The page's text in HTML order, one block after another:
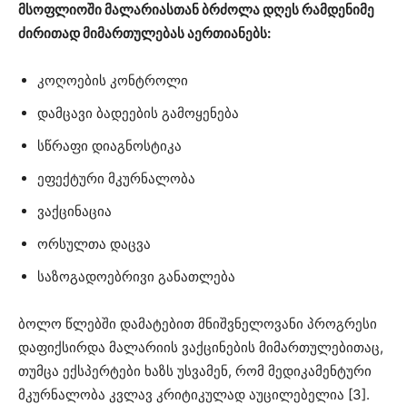
მსოფლიოში მალარიასთან ბრძოლა დღეს რამდენიმე
ძირითად მიმართულებას აერთიანებს:
კოღოების კონტროლი
დამცავი ბადეების გამოყენება
სწრაფი დიაგნოსტიკა
ეფექტური მკურნალობა
ვაქცინაცია
ორსულთა დაცვა
საზოგადოებრივი განათლება
ბოლო წლებში დამატებით მნიშვნელოვანი პროგრესი
დაფიქსირდა მალარიის ვაქცინების მიმართულებითაც,
თუმცა ექსპერტები ხაზს უსვამენ, რომ მედიკამენტური
მკურნალობა კვლავ კრიტიკულად აუცილებელია [3].